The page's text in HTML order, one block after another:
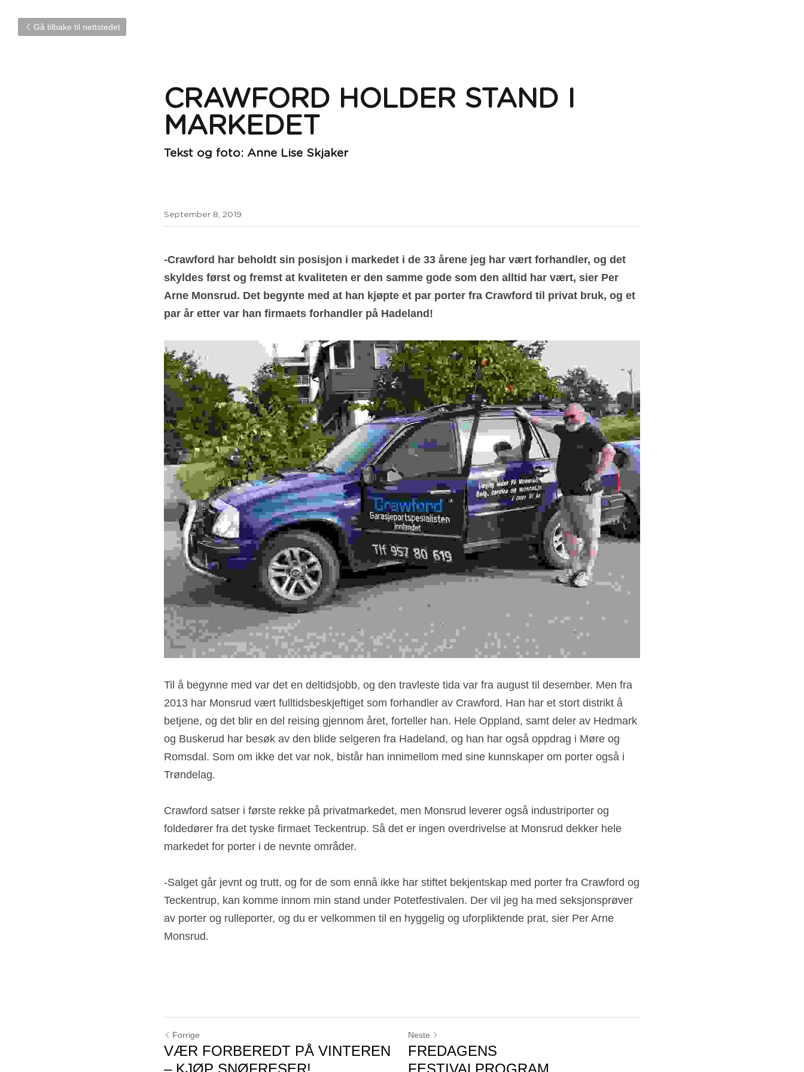
Gå tilbake til nettstedet
CRAWFORD HOLDER STAND I
MARKEDET
Tekst og foto: Anne Lise Skjaker
September 8, 2019
-Crawford har beholdt sin posisjon i markedet i de 33 årene jeg har vært forhandler, og det
skyldes først og fremst at kvaliteten er den samme gode som den alltid har vært, sier Per
Arne Monsrud. Det begynte med at han kjøpte et par porter fra Crawford til privat bruk, og et
par år etter var han firmaets forhandler på Hadeland!
Til å begynne med var det en deltidsjobb, og den travleste tida var fra august til desember. Men fra
2013 har Monsrud vært fulltidsbeskjeftiget som forhandler av Crawford. Han har et stort distrikt å
betjene, og det blir en del reising gjennom året, forteller han. Hele Oppland, samt deler av Hedmark
og Buskerud har besøk av den blide selgeren fra Hadeland, og han har også oppdrag i Møre og
Romsdal. Som om ikke det var nok, bistår han innimellom med sine kunnskaper om porter også i
Trøndelag.
Crawford satser i første rekke på privatmarkedet, men Monsrud leverer også industriporter og
foldedører fra det tyske firmaet Teckentrup. Så det er ingen overdrivelse at Monsrud dekker hele
markedet for porter i de nevnte områder.
-Salget går jevnt og trutt, og for de som ennå ikke har stiftet bekjentskap med porter fra Crawford og
Teckentrup, kan komme innom min stand under Potetfestivalen. Der vil jeg ha med seksjonsprøver
av porter og rulleporter, og du er velkommen til en hyggelig og uforpliktende prat, sier Per Arne
Monsrud.
Forrige
VÆR FORBEREDT PÅ VINTEREN
– KJØP SNØFRESER!
Neste
FREDAGENS
FESTIVALPROGRAM